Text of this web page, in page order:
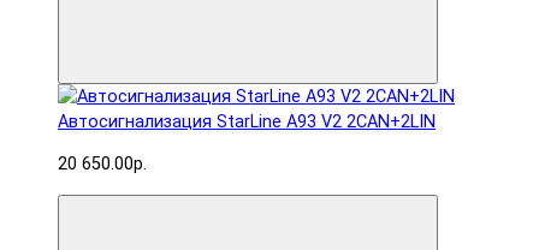
Автосигнализация StarLine A93 V2 2CAN+2LIN
20 650.00р.